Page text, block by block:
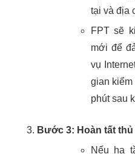
tại và địa
FPT sẽ
mới để
vụ
gian
phút sau
Bước 3: Hoàn tất
Nếu hạ